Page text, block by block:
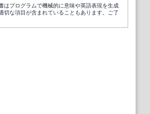
はプログラムで機械的に意味や英語表現を生成
切な項目が含まれていることもあります。ご了